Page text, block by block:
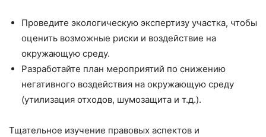
Проведите экологическую экспертизу участка, чтобы
оценить возможные риски и воздействие на
окружающую среду.
Разработайте план мероприятий по снижению
негативного воздействия на окружающую среду
(утилизация отходов, шумозащита и т.д.).
Тщательное изучение правовых аспектов и